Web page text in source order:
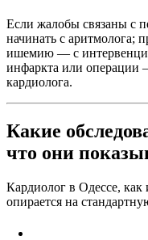
Если жалобы связаны с
начинать с аритмолога;
ишемию — с
инфаркта или операции
кардиолога.
Какие
что они
Кардиолог в Одессе,
опирается на